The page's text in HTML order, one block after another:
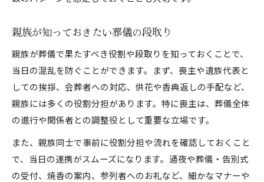
親族が知っておきたい葬儀の段取り
親族が葬儀で果たすべき役割や段取りを知っておくことで、
当日の混乱を防ぐことができます。まず、喪主や遺族代表と
しての挨拶、会葬者への対応、供花や香典返しの手配など、
親族には多くの役割分担があります。特に喪主は、葬儀全体
の進行や関係者との調整役として重要な立場です。
また、親族同士で事前に役割分担や流れを確認しておくこと
で、当日の連携がスムーズになります。通夜や葬儀・告別式
の受付、焼香の案内、参列者へのお礼など、細かなマナーや